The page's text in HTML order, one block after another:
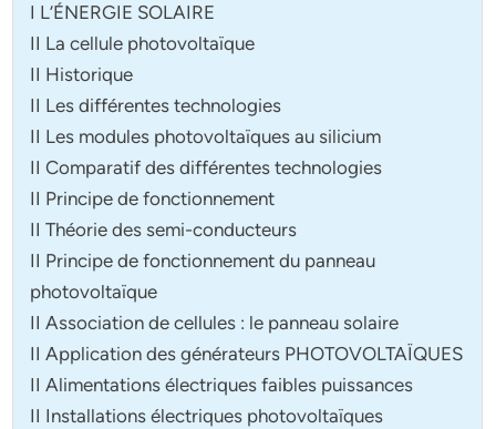
I L’ÉNERGIE SOLAIRE
II La cellule photovoltaïque
II Historique
II Les différentes technologies
II Les modules photovoltaïques au silicium
II Comparatif des différentes technologies
II Principe de fonctionnement
II Théorie des semi-conducteurs
II Principe de fonctionnement du panneau
photovoltaïque
II Association de cellules : le panneau solaire
II Application des générateurs PHOTOVOLTAÏQUES
II Alimentations électriques faibles puissances
II Installations électriques photovoltaïques